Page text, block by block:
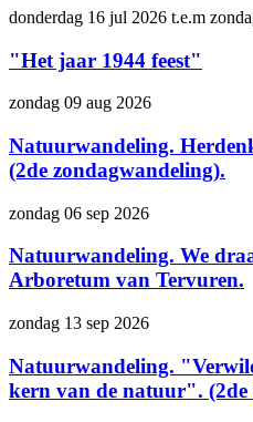
donderdag 16 jul 2026 t.e.m
"Het jaar 1944 feest"
zondag 09 aug 2026
Natuurwandeling.
(2de zondagwandeling).
zondag 06 sep 2026
Natuurwandeling. We
Arboretum van Tervuren.
zondag 13 sep 2026
Natuurwandeling.
kern van de natuur". (2de